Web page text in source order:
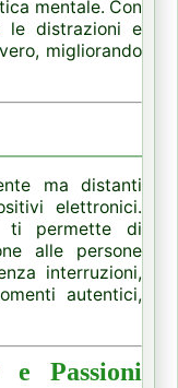
mentale. Con
le distrazioni e
migliorando
ma distanti
elettronici.
ti permette di
alle persone
interruzioni,
autentici,
Passioni